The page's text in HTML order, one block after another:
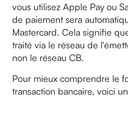
vous utilisez Apple Pay ou
de paiement sera
Mastercard. Cela signifie
traité via le réseau de
non le réseau CB.
Pour mieux comprendre le
transaction bancaire, voici